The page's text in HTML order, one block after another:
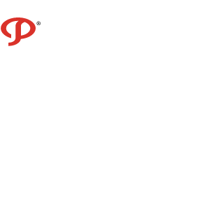
Logo St. Paul